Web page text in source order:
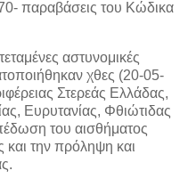
παραβάσεις του Κώδικα
αστυνομικές
χθες (20-05-
Στερεάς Ελλάδας,
Ευρυτανίας, Φθιώτιδας
του αισθήματος
την πρόληψη και